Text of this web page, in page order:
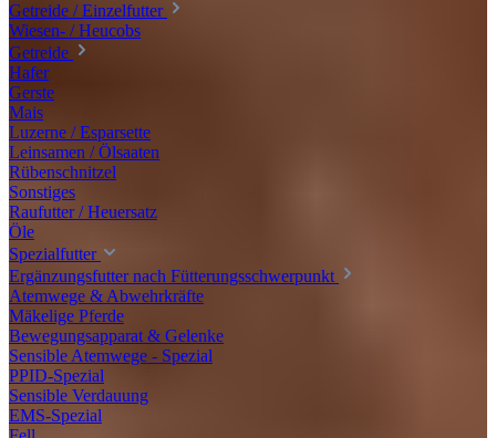
Getreide / Einzelfutter
Wiesen- / Heucobs
Getreide
Hafer
Gerste
Mais
Luzerne / Esparsette
Leinsamen / Ölsaaten
Rübenschnitzel
Sonstiges
Raufutter / Heuersatz
Öle
Spezialfutter
Ergänzungsfutter nach Fütterungsschwerpunkt
Atemwege & Abwehrkräfte
Mäkelige Pferde
Bewegungsapparat & Gelenke
Sensible Atemwege - Spezial
PPID-Spezial
Sensible Verdauung
EMS-Spezial